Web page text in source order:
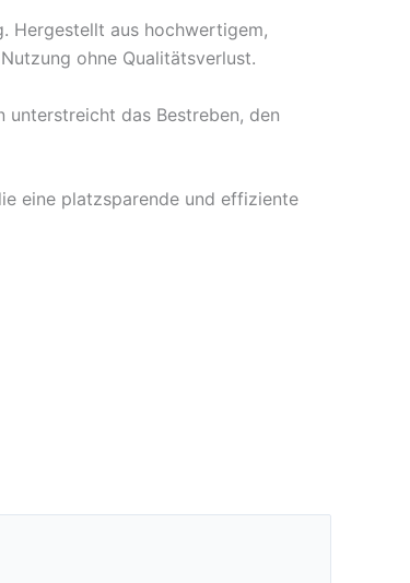
Hergestellt aus hochwertigem,
ohne Qualitätsverlust.
das Bestreben, den
eine platzsparende und effiziente